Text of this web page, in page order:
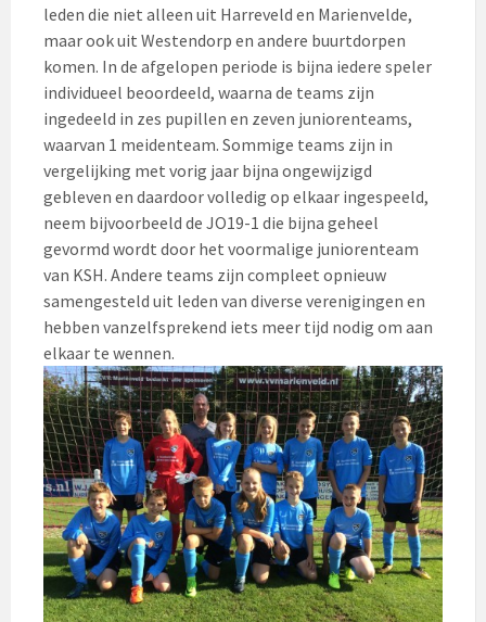
leden die niet alleen uit Harreveld en Marienvelde,
maar ook uit Westendorp en andere buurtdorpen
komen. In de afgelopen periode is bijna iedere speler
individueel beoordeeld, waarna de teams zijn
ingedeeld in zes pupillen en zeven juniorenteams,
waarvan 1 meidenteam. Sommige teams zijn in
vergelijking met vorig jaar bijna ongewijzigd
gebleven en daardoor volledig op elkaar ingespeeld,
neem bijvoorbeeld de JO19-1 die bijna geheel
gevormd wordt door het voormalige juniorenteam
van KSH. Andere teams zijn compleet opnieuw
samengesteld uit leden van diverse verenigingen en
hebben vanzelfsprekend iets meer tijd nodig om aan
elkaar te wennen.